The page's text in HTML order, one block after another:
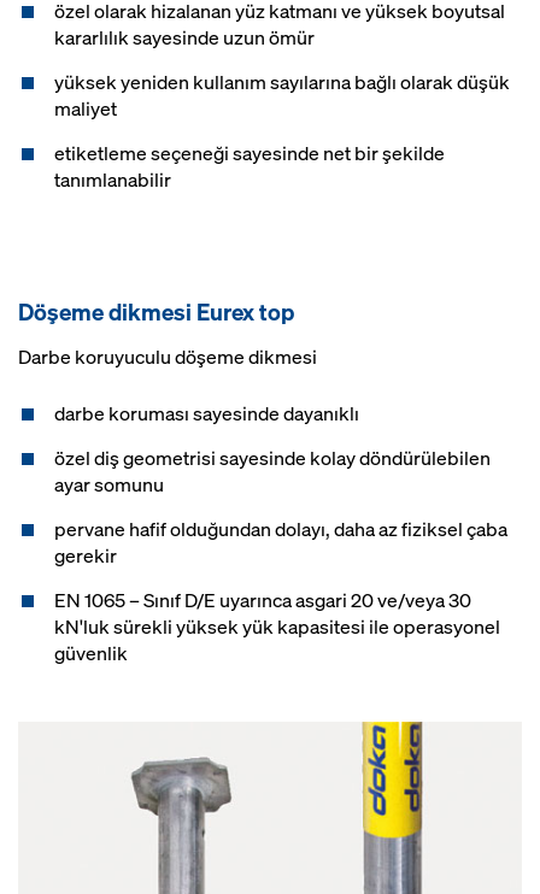
özel olarak hizalanan yüz katmanı ve yüksek boyutsal
kararlılık sayesinde uzun ömür
yüksek yeniden kullanım sayılarına bağlı olarak düşük
maliyet
etiketleme seçeneği sayesinde net bir şekilde
tanımlanabilir
Döşeme dikmesi Eurex top
Darbe koruyuculu döşeme dikmesi
darbe koruması sayesinde dayanıklı
özel diş geometrisi sayesinde kolay döndürülebilen
ayar somunu
pervane hafif olduğundan dolayı, daha az fiziksel çaba
gerekir
EN 1065 – Sınıf D/E uyarınca asgari 20 ve/veya 30
kN'luk sürekli yüksek yük kapasitesi ile operasyonel
güvenlik